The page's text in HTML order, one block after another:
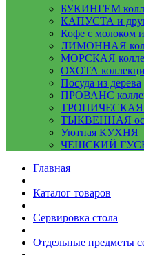
БУКИНГЕМ
КАПУСТА и
Кофе с молоком
ЛИМОННАЯ
МОРСКАЯ
ОХОТА
Посуда из дерева
ПРОВАНС
ТРОПИЧЕСКАЯ
ТЫКВЕННАЯ
Уютная КУХНЯ
ЧЕШСКИЙ
Главная
Каталог товаров
Сервировка стола
Отдельные предметы